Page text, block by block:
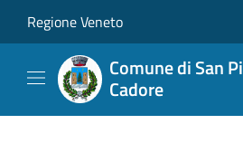
Regione Veneto
Comune di San
Cadore